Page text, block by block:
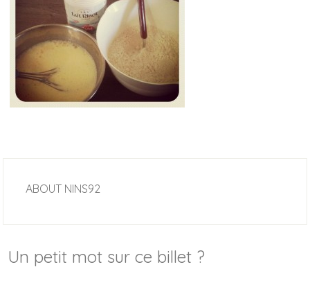
ABOUT NINS92
Un petit mot sur ce billet ?